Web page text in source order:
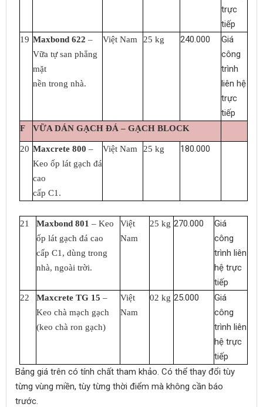
trực
tiếp
19 Maxbond 622 –
Vữa tự san phẳng
mặt
nền trong nhà.
Việt Nam 25 kg 240.000
Giá
công
trình
liên hệ
trực
tiếp
F VỮA DÁN GẠCH ĐÁ – GẠCH BLOCK
20 Maxcrete 800 –
Keo ốp lát gạch đá
cao
cấp C1.
Việt Nam 25 kg 180.000
21 Maxbond 801 – Keo
ốp lát gạch đá cao
cấp C1, dùng trong
nhà, ngoài trời.
Việt
Nam
25 kg 270.000
Giá
công
trình liên
hệ trực
tiếp
22 Maxcrete TG 15 –
Keo chà mạch gạch
(keo chà ron gạch)
Việt
Nam
02 kg 25.000
Giá
công
trình liên
hệ trực
tiếp
Bảng giá trên có tính chất tham khảo. Có thể thay đổi tùy
từng vùng miền, tùy từng thời điểm mà không cần báo
trước.